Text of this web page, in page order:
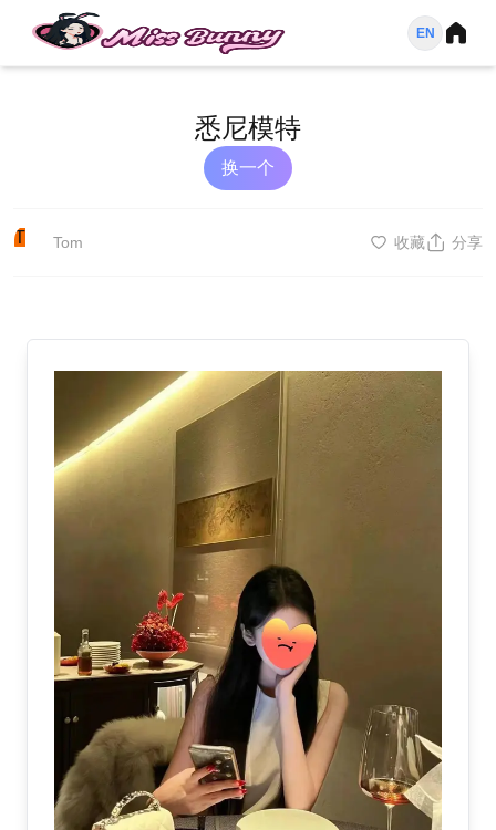
EN
悉尼模特
换一个
T Tom 收藏 分享